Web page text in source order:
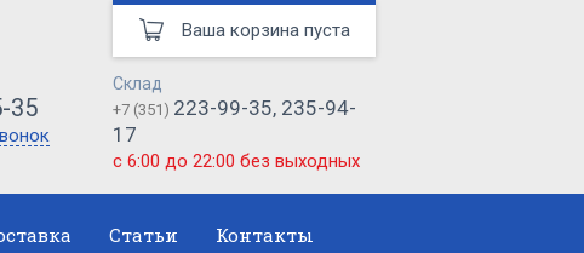
35
Склад
+7 (351) 223-99-35, 235-94-
17
с 6:00 до 22:00 без выходных
Ваша корзина пуста
Статьи Контакты